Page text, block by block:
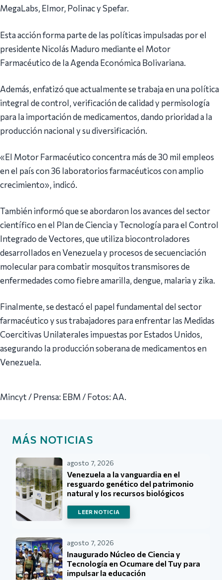
MegaLabs, Elmor, Polinac y Spefar.
Esta acción forma parte de las políticas impulsadas por el
presidente Nicolás Maduro mediante el Motor
Farmacéutico de la Agenda Económica Bolivariana.
Además, enfatizó que actualmente se trabaja en una política
integral de control, verificación de calidad y permisología
para la importación de medicamentos, dando prioridad a la
producción nacional y su diversificación.
«El Motor Farmacéutico concentra más de 30 mil empleos
en el país con 36 laboratorios farmacéuticos con amplio
crecimiento», indicó.
También informó que se abordaron los avances del sector
científico en el Plan de Ciencia y Tecnología para el Control
Integrado de Vectores, que utiliza biocontroladores
desarrollados en Venezuela y procesos de secuenciación
molecular para combatir mosquitos transmisores de
enfermedades como fiebre amarilla, dengue, malaria y zika.
Finalmente, se destacó el papel fundamental del sector
farmacéutico y sus trabajadores para enfrentar las Medidas
Coercitivas Unilaterales impuestas por Estados Unidos,
asegurando la producción soberana de medicamentos en
Venezuela.
Mincyt / Prensa: EBM / Fotos: AA.
MÁS NOTICIAS
agosto 7, 2026
Venezuela a la vanguardia en el
resguardo genético del patrimonio
natural y los recursos biológicos
LEER NOTICIA
agosto 7, 2026
Inaugurado Núcleo de Ciencia y
Tecnología en Ocumare del Tuy para
impulsar la educación